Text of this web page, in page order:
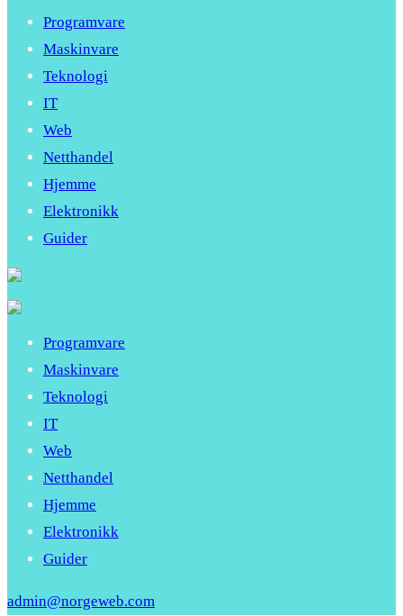
Programvare
Maskinvare
Teknologi
IT
Web
Netthandel
Hjemme
Elektronikk
Guider
Programvare
Maskinvare
Teknologi
IT
Web
Netthandel
Hjemme
Elektronikk
Guider
admin@norgeweb.com